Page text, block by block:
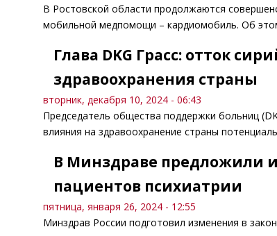
В Ростовской области продолжаются
мобильной медпомощи – кардиомобиль. Об
Глава DKG Грасс: отток
здравоохранения страны
вторник, декабря 10, 2024 - 06:43
Председатель общества поддержки больниц
влияния на здравоохранение страны
В Минздраве предложили
пациентов психиатрии
пятница, января 26, 2024 - 12:55
Минздрав России подготовил изменения в